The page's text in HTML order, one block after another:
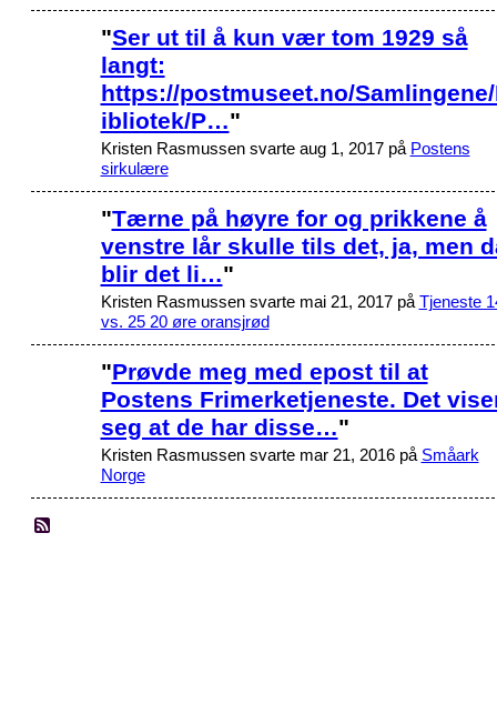
"Ser ut til å kun vær tom 1929 så
langt:
https://postmuseet.no/
ibliotek/P…"
Kristen Rasmussen svarte aug 1, 2017 på Postens
sirkulære
"Tærne på høyre for og prikkene å
venstre lår skulle tils det, ja, men
blir det li…"
Kristen Rasmussen svarte mai 21, 2017 på Tjeneste
vs. 25 20 øre oransjrød
"Prøvde meg med epost til at
Postens Frimerketjeneste. Det
seg at de har disse…"
Kristen Rasmussen svarte mar 21, 2016 på Småark
Norge